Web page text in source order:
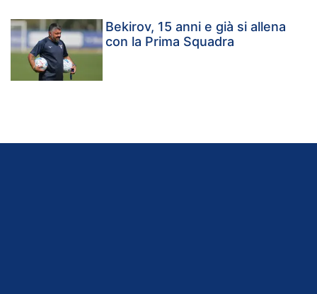
Bekirov, 15 anni e già si allena
con la Prima Squadra